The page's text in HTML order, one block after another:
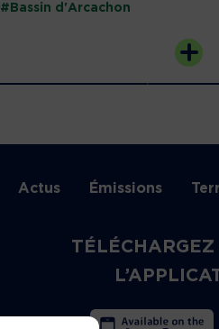
#Bassin d'Arcachon
Actus Émissions